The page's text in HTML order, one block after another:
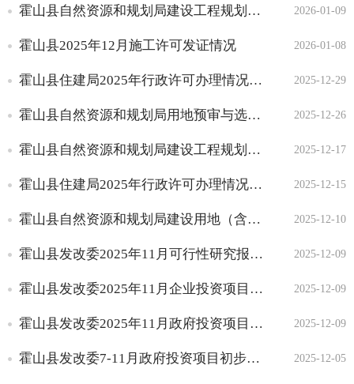
乡村建设规划许可证核发
招标事项审批核准结果
生产建设项目水土保持方
案审批
招标投标信息
征收土地信息
质量安全监督信息
竣工有关信息
2026-01-09
霍山县自然资源和规划局建设工程规划许可（一）
2026-01-08
霍山县2025年12月施工许可发证情况
2025-12-29
霍山县住建局2025年行政许可办理情况（二十七）
2025-12-26
霍山县自然资源和规划局用地预审与选址意见书（七）
2025-12-17
霍山县自然资源和规划局建设工程规划许可（二十三）
2025-12-15
霍山县住建局2025年行政许可办理情况（二十六）
2025-12-10
霍山县自然资源和规划局建设用地（含临时用地）规划许可（十六）
2025-12-09
霍山县发改委2025年11月可行性研究报告审批情况
2025-12-09
霍山县发改委2025年11月企业投资项目备案一览表
2025-12-09
霍山县发改委2025年11月政府投资项目建议书审批结果
2025-12-05
霍山县发改委7-11月政府投资项目初步设计审批情况说明